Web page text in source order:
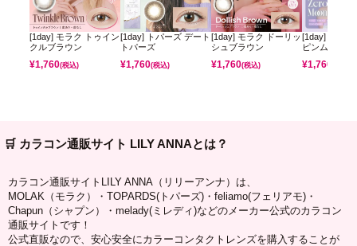
[1day] モラク トゥイン
クルブラウン
¥1,760(税込)
[1day] トパーズ デート
トパーズ
¥1,760(税込)
[1day] モラク ドーリッ
シュブラウン
¥1,760(税込)
[1day] ミレデ
ピンムーン
¥1,760
🛒 カラコン通販サイト LILY ANNAとは？
カラコン通販サイトLILY ANNA（リリーアンナ）は、
MOLAK（モラク）・TOPARDS(トパーズ)・feliamo(フェリアモ)・
Chapun（シャプン）・melady(ミレディ)などのメーカー公式のカラコン
通販サイトです！
公式直販なので、安心安全にカラーコンタクトレンズを購入することが